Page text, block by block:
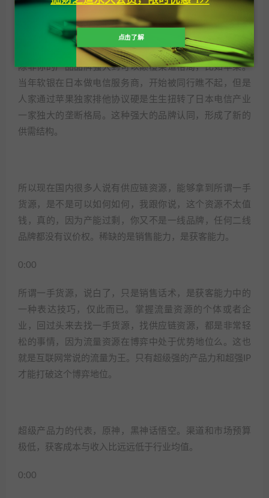
方，谁就拥有绝对的议价权。
除非你的产品品牌强大到可以颠覆渠道格局，比如苹果。
当年软银在日本做电信服务商，开始被同行瞧不起，但是
人家通过苹果独家排他协议硬是生生扭转了日本电信产业
一家独大的垄断格局。这种强大的品牌认同，形成了新的
供需结构。
所以现在国内很多人说有供应链资源，能够拿到所谓一手
货源，是不是可以如何如何，我跟你说，这个资源不太值
钱，真的，因为产能过剩，你又不是一线品牌，任何二线
品牌都没有议价权。稀缺的是销售能力，是获客能力。
0:00
所谓一手货源，说白了，只是销售话术，是获客能力中的
一种表达技巧，仅此而已。掌握流量资源的个体或者企
业，回过头来去找一手货源，找供应链资源，都是非常轻
松的事情，因为流量资源在博弈中处于优势地位么。这也
就是互联网常说的流量为王。只有超级强的产品力和超强IP
才能打破这个博弈地位。
超级产品力的代表，原神，黑神话悟空。渠道和市场预算
极低，获客成本与收入比远远低于行业均值。
0:00
点击了解